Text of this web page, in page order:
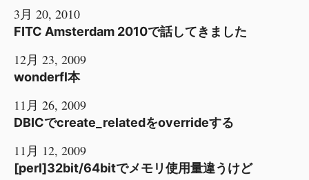
3月 20, 2010
FITC Amsterdam 2010で話してきました
12月 23, 2009
wonderfl本
11月 26, 2009
DBICでcreate_relatedをoverrideする
11月 12, 2009
[perl]32bit/64bitでメモリ使用量違うけど